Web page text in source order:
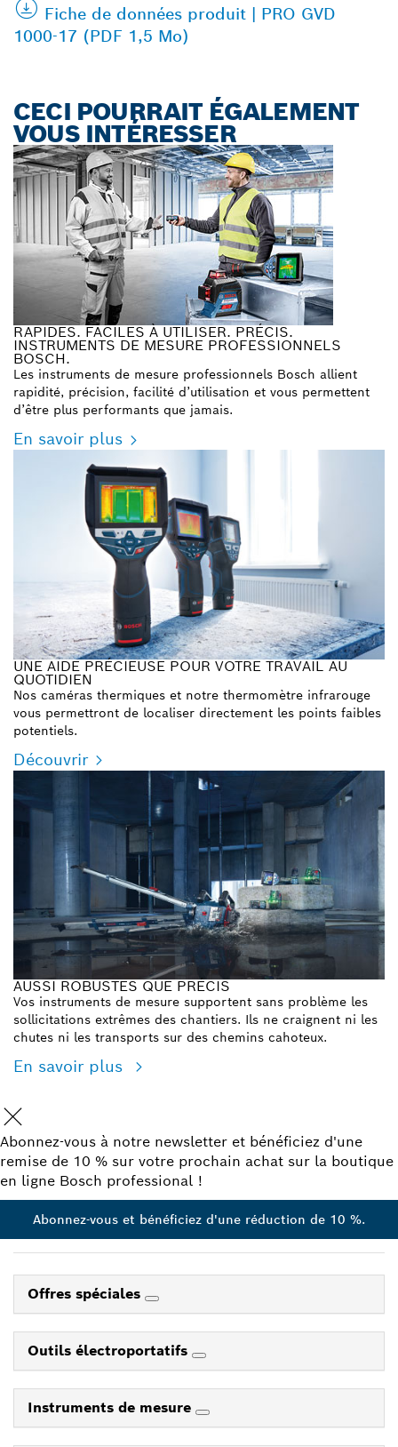
Fiche de données produit | PRO GVD
1000-17 (PDF 1,5 Mo)
CECI POURRAIT ÉGALEMENT
VOUS INTÉRESSER
RAPIDES. FACILES À UTILISER. PRÉCIS.
INSTRUMENTS DE MESURE PROFESSIONNELS
BOSCH.
Les instruments de mesure professionnels Bosch allient
rapidité, précision, facilité d’utilisation et vous permettent
d’être plus performants que jamais.
En savoir plus
UNE AIDE PRÉCIEUSE POUR VOTRE TRAVAIL AU
QUOTIDIEN
Nos caméras thermiques et notre thermomètre infrarouge
vous permettront de localiser directement les points faibles
potentiels.
Découvrir
AUSSI ROBUSTES QUE PRÉCIS
Vos instruments de mesure supportent sans problème les
sollicitations extrêmes des chantiers. Ils ne craignent ni les
chutes ni les transports sur des chemins cahoteux.
En savoir plus
Abonnez-vous à notre newsletter et bénéficiez d'une
remise de 10 % sur votre prochain achat sur la boutique
en ligne Bosch professional !
Abonnez-vous et bénéficiez d'une réduction de 10 %.
Offres spéciales
Outils électroportatifs
Instruments de mesure